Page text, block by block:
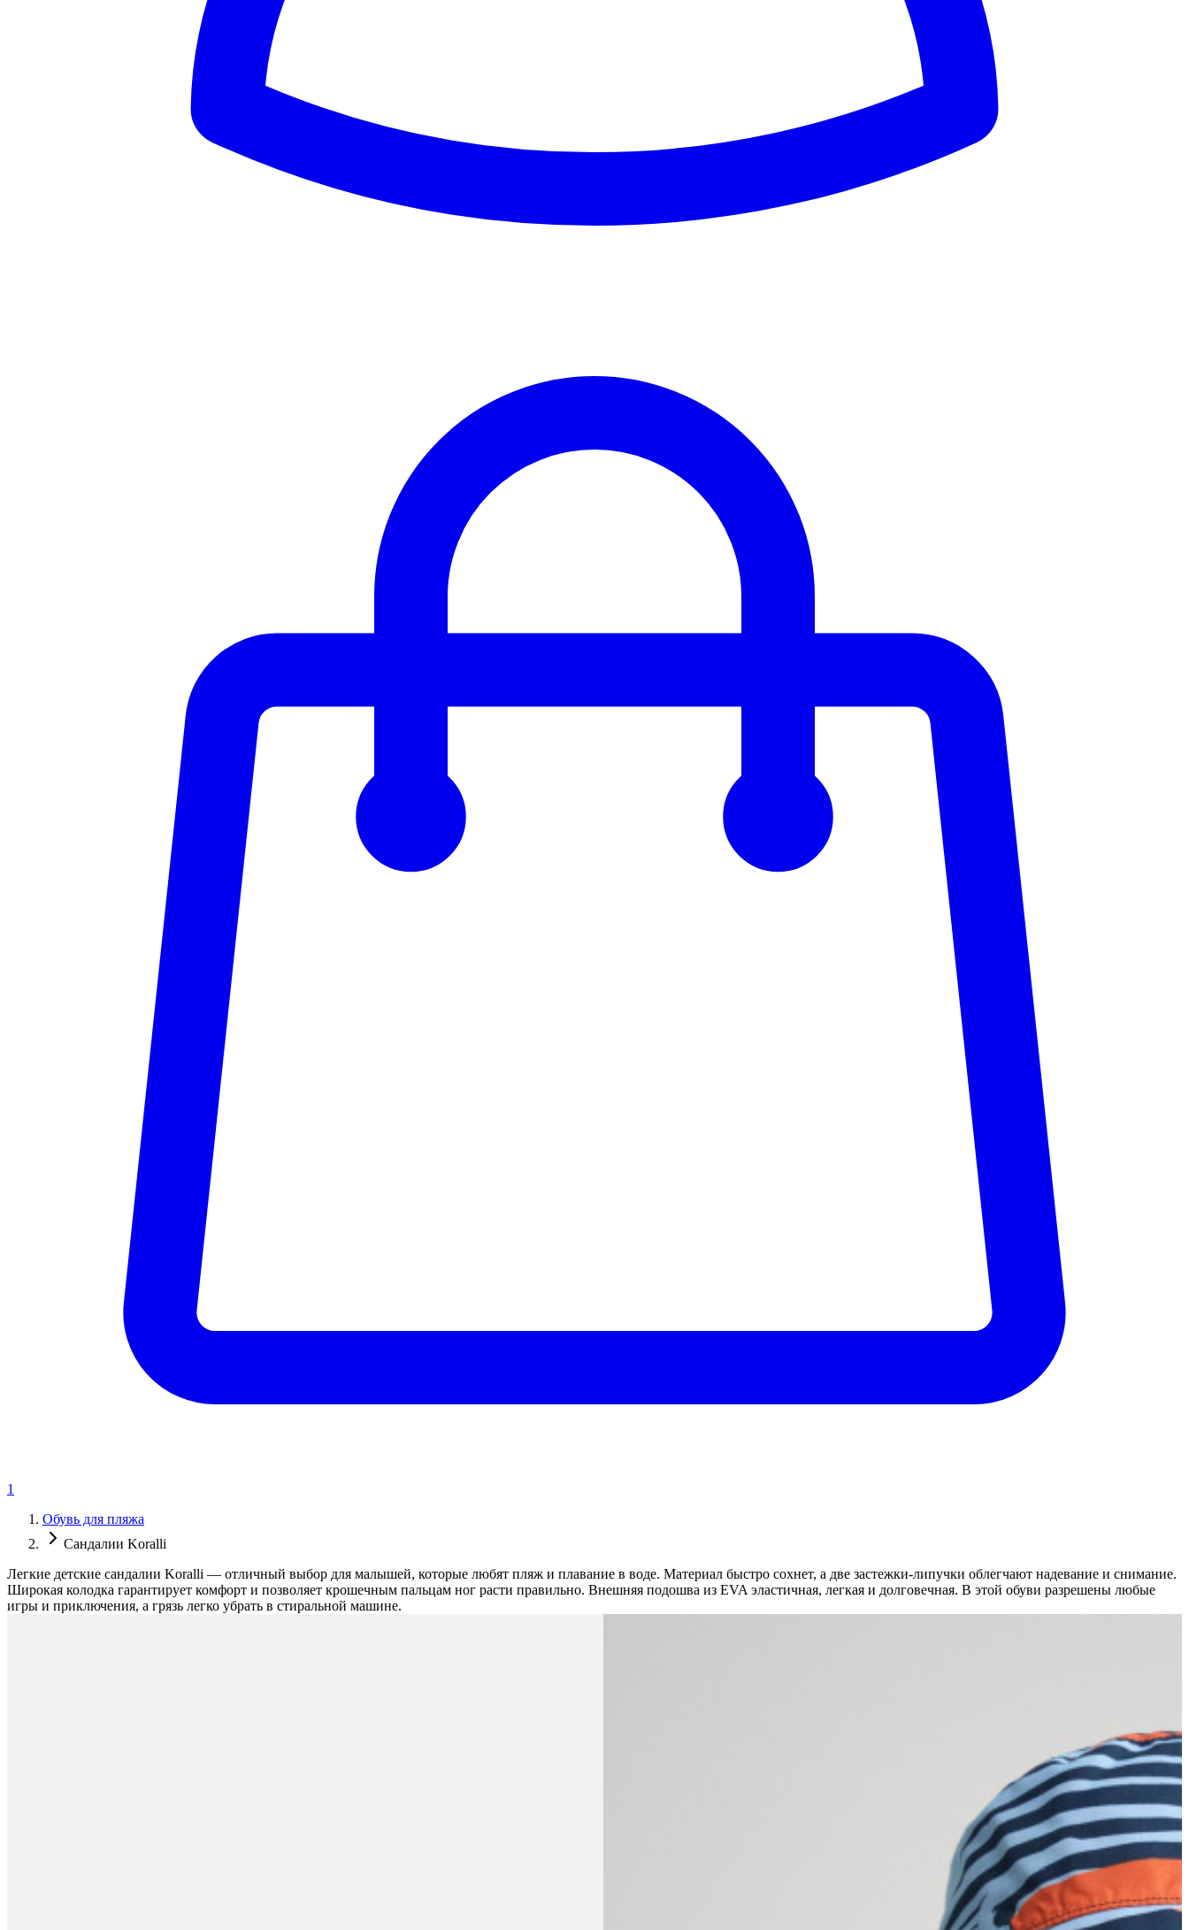
1
Обувь для пляжа
Сандалии Koralli
Легкие детские сандалии Koralli — отличный выбор для малышей, которые любят пляж и плавание в воде. Материал быстро сохнет, а две застежки-липучки облегчают надевание и снимание.
Широкая колодка гарантирует комфорт и позволяет крошечным пальцам ног расти правильно. Внешняя подошва из EVA эластичная, легкая и долговечная. В этой обуви разрешены любые
игры и приключения, а грязь легко убрать в стиральной машине.